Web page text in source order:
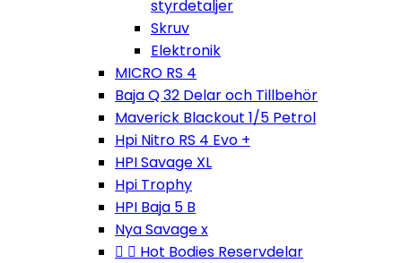
styrdetaljer
Skruv
Elektronik
MICRO RS 4
Baja Q 32 Delar och Tillbehör
Maverick Blackout 1/5 Petrol
Hpi Nitro RS 4 Evo +
HPI Savage XL
Hpi Trophy
HPI Baja 5 B
Nya Savage x
  Hot Bodies Reservdelar